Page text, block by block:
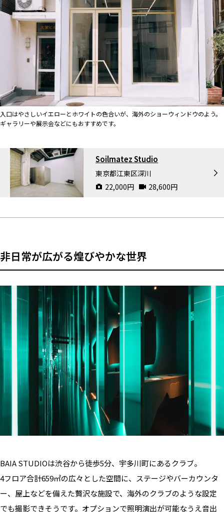
入口はやさしいイエローとホワイトの色合いが、海外のショーウィンドウのよう。
ギャラリーや展示会などにもおすすめです。
Soilmatez Studio
東京都江東区深川
22,000円 28,600円
非日常が広がる煌びやかな世界
BAIA STUDIOは渋谷から徒歩5分、宇多川町にあるクラブ。
4フロア合計659㎡の広々とした空間に、ステージやバーカウンタ
ー、屋上などを備えた贅沢な施設で、海外のクラブのような設定
でも撮影できそうです。オプションで照明演出が可能なうえ音出